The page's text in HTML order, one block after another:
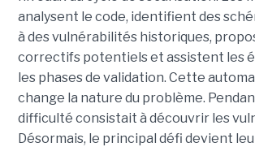
analysent le code, identifient des
à des vulnérabilités historiques,
correctifs potentiels et assistent les
les phases de validation. Cette
change la nature du problème.
difficulté consistait à découvrir les
Désormais, le principal défi devient